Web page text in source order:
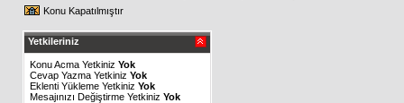
Konu Kapatılmıştır
Yetkileriniz
Konu Acma Yetkiniz Yok
Cevap Yazma Yetkiniz Yok
Eklenti Yükleme Yetkiniz Yok
Mesajınızı Değiştirme Yetkiniz Yok